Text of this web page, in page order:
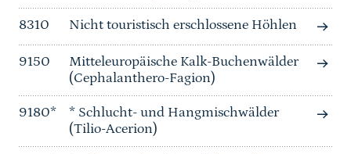
8310 Nicht touristisch erschlossene Höhlen
9150
Mitteleuropäische Kalk-Buchenwälder
(Cephalanthero-Fagion)
9180*
* Schlucht- und Hangmischwälder
(Tilio-Acerion)